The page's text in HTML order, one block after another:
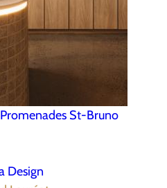
St-Bruno
Design